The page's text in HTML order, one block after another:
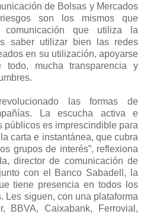
de Bolsas y Mercados
son los mismos que
que utiliza la
saber utilizar bien las redes
en su utilización, apoyarse
todo, mucha transparencia y
las formas de
La escucha activa e
públicos es imprescindible para
carta e instantánea, que cubra
grupos de interés”, reflexiona
director de comunicación de
con el Banco Sabadell, la
tiene presencia en todos los
Les siguen, con una plataforma
BBVA, Caixabank, Ferrovial,